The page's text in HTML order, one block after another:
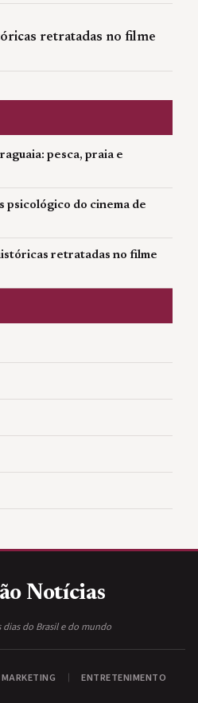
retratadas no filme
pesca, praia e
psicológico do cinema de
retratadas no filme
Notícias
do Brasil e do mundo
MARKETING ENTRETENIMENTO